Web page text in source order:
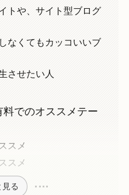
トや、サイト型ブログ
なくてもカッコいいブ
させたい人
でのオススメテー
スメ
スメ
見る